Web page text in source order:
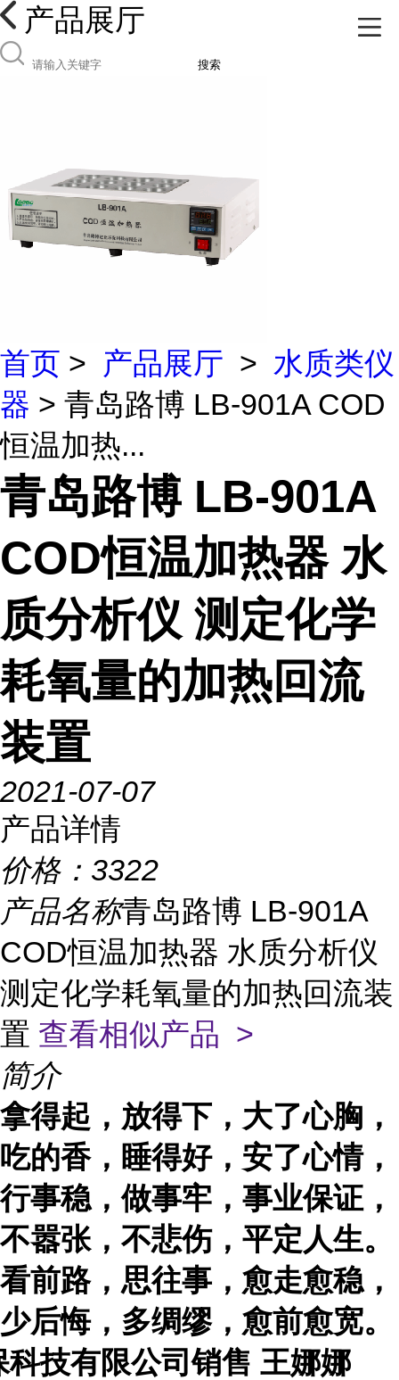
产品展厅
搜索
首页 > 产品展厅 > 水质类仪
器 > 青岛路博 LB-901A COD
恒温加热...
青岛路博 LB-901A
COD恒温加热器 水
质分析仪 测定化学
耗氧量的加热回流
装置
2021-07-07
产品详情
价格： 3322
产品名称青岛路博 LB-901A
COD恒温加热器 水质分析仪
测定化学耗氧量的加热回流装
置 查看相似产品 >
简介
拿得起，放得下，大了心胸，
吃的香，睡得好，安了心情，
行事稳，做事牢，事业保证，
不嚣张，不悲伤，平定人生。
看前路，思往事，愈走愈稳，
少后悔，多绸缪，愈前愈宽。
技有限公司销售 王娜娜